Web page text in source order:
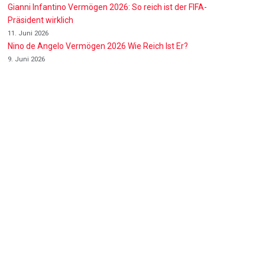
Gianni Infantino Vermögen 2026: So reich ist der FIFA-
Präsident wirklich
11. Juni 2026
Nino de Angelo Vermögen 2026 Wie Reich Ist Er?
9. Juni 2026